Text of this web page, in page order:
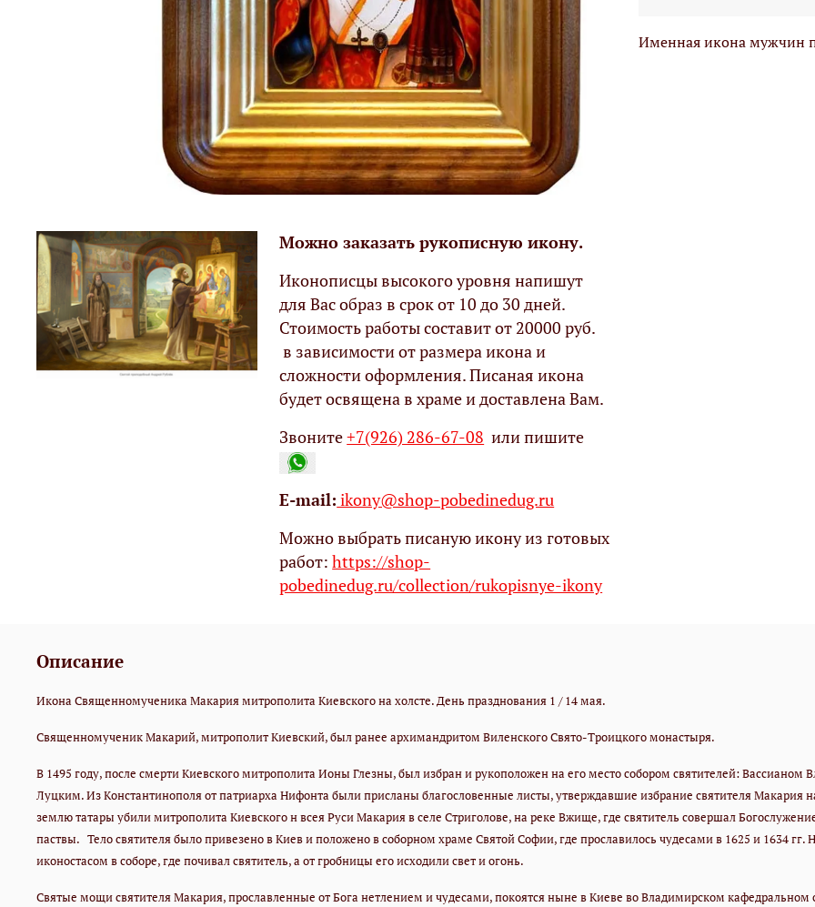
Именная икона мужчин
Можно заказать рукописную икону.
Иконописцы высокого уровня напишут
для Вас образ в срок от 10 до 30 дней.
Стоимость работы составит от 20000 руб.
в зависимости от размера икона и
сложности оформления. Писаная икона
будет освящена в храме и доставлена Вам.
Звоните+7(926) 286-67-08 или пишите
Е-mail: ikony@shop-pobedinedug.ru
Можно выбрать писаную икону из готовых
работ:https://shop-
pobedinedug.ru/collection/rukopisnye-ikony
Описание
Икона Священномученика Макария митрополита Киевского на холсте. День празднования 1 / 14 мая.
Священномученик Макарий, митрополит Киевский, был ранее архимандритом Виленского Свято-Троицкого монастыря.
В 1495 году, после смерти Киевского митрополита Ионы Глезны, был избран и рукоположен на его место собором святителей:
Луцким. Из Константинополя от патриарха Нифонта были присланы благословенные листы, утверждавшие избрание святителя Макария
землю татары убили митрополита Киевского н всея Руси Макария в селе Стриголове, на реке Вжище, где святитель совершал
паствы. Тело святителя было привезено в Киев и положено в соборном храме Святой Софии, где прославилось чудесами в 1625 и 1634
иконостасом в соборе, где почивал святитель, а от гробницы его исходили свет и огонь.
Святые мощи святителя Макария, прославленные от Бога нетлением и чудесами, покоятся ныне в Киеве во Владимирском кафедральном